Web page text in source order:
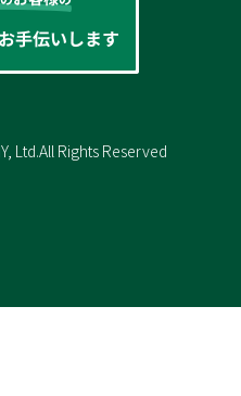
Ltd.All Rights Reserved